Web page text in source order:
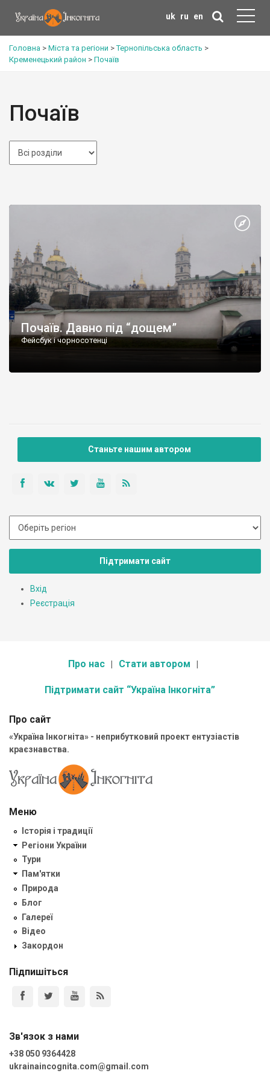
uk ru en
Головна > Міста та регіони >Тернопільська область >
Кременецький район > Почаїв
Почаїв
Почаїв. Давно під “дощем”
Фейсбук і чорносотенці
Станьте нашим автором
Підтримати сайт
Вхід
Реєстрація
Про нас Стати автором
Підтримати сайт “Україна Інкогніта”
Про сайт
«Україна Інкогніта» - неприбутковий проект ентузіастів
краєзнавства.
Меню
Історія і традиції
Регіони України
Тури
Пам'ятки
Природа
Блог
Галереї
Відео
Закордон
Підпишіться
Зв'язок з нами
+38 050 9364428
ukrainaincognita.com@gmail.com